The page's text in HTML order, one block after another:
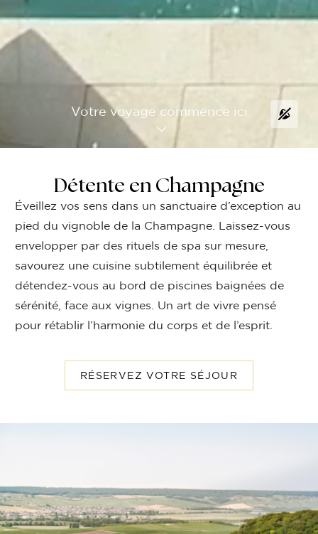
Votre voyage commence ici
Détente en Champagne
Éveillez vos sens dans un sanctuaire d’exception au
pied du vignoble de la Champagne. Laissez-vous
envelopper par des rituels de spa sur mesure,
savourez une cuisine subtilement équilibrée et
détendez-vous au bord de piscines baignées de
sérénité, face aux vignes. Un art de vivre pensé
pour rétablir l’harmonie du corps et de l’esprit.
RÉSERVEZ VOTRE SÉJOUR